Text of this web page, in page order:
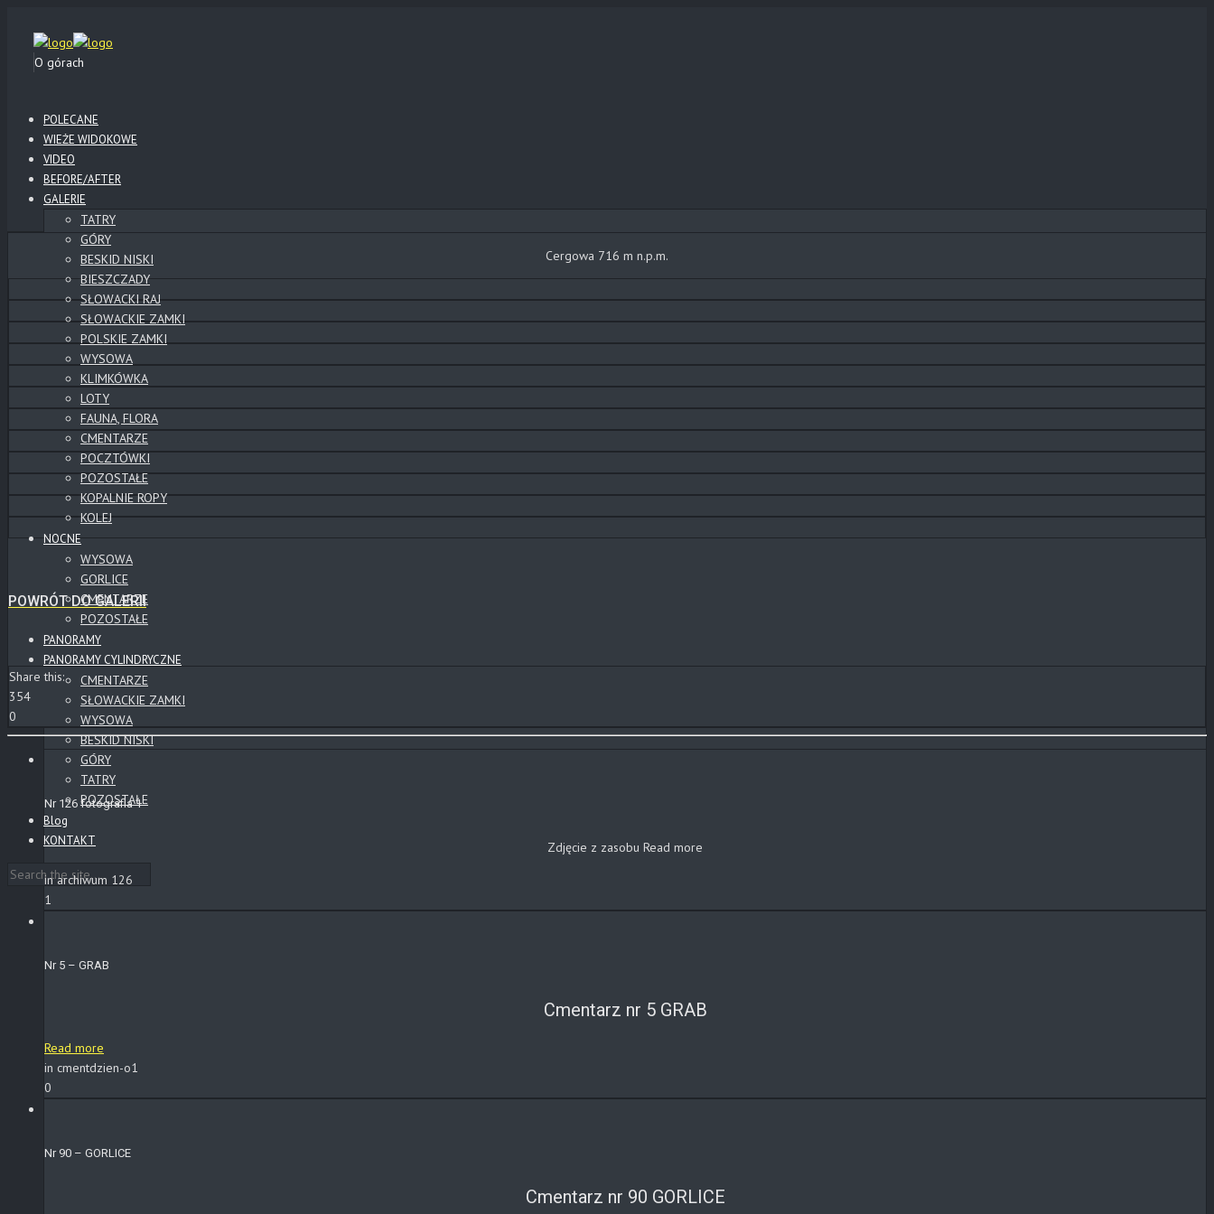
O górach
POLECANE
WIEŻE WIDOKOWE
VIDEO
BEFORE/AFTER
GALERIE
TATRY
GÓRY
BESKID NISKI
BIESZCZADY
SŁOWACKI RAJ
SŁOWACKIE ZAMKI
POLSKIE ZAMKI
WYSOWA
KLIMKÓWKA
LOTY
FAUNA, FLORA
CMENTARZE
POCZTÓWKI
POZOSTAŁE
KOPALNIE ROPY
KOLEJ
NOCNE
WYSOWA
GORLICE
CMENTARZE
POZOSTAŁE
PANORAMY
PANORAMY CYLINDRYCZNE
CMENTARZE
SŁOWACKIE ZAMKI
WYSOWA
BESKID NISKI
GÓRY
TATRY
POZOSTAŁE
Blog
KONTAKT
Cergowa 716 m n.p.m.
POWRÓT DO GALERII
Share this:
354
0
Nr 126 fotografia 1
Zdjęcie z zasobu Read more
in archiwum 126
1
Nr 5 – GRAB
Cmentarz nr 5 GRAB
Read more
in cmentdzien-o1
0
Nr 90 – GORLICE
Cmentarz nr 90 GORLICE